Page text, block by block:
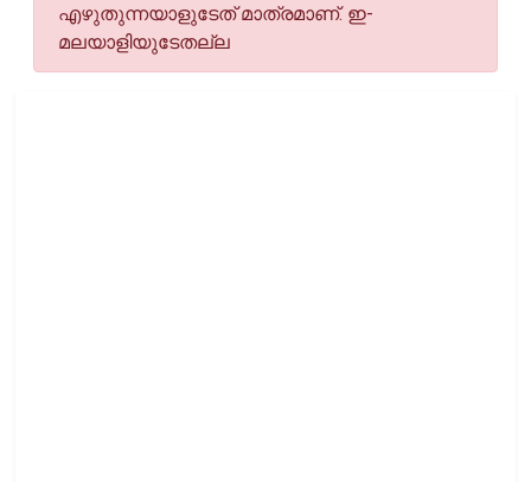
എഴുതുന്നയാളുടേത് മാത്രമാണ്. ഇ-
മലയാളിയുടേതല്ല